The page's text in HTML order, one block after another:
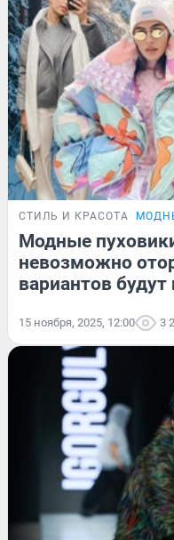
СТИЛЬ И КРАСОТА
Модные
невозможно
вариантов будут
15 ноября, 2025, 12:00 3